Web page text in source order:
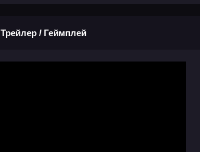
Трейлер / Геймплей